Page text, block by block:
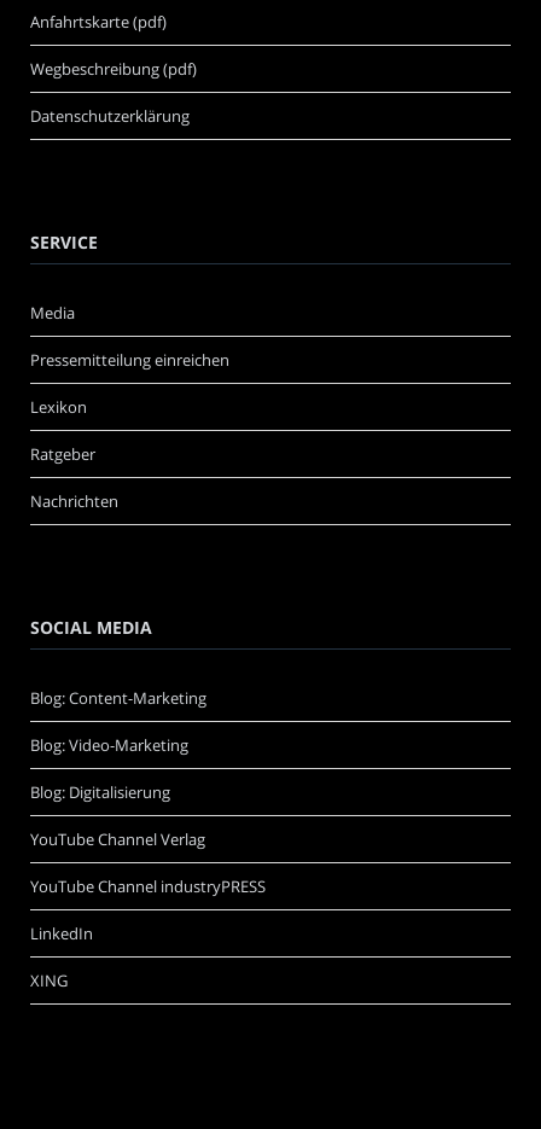
Anfahrtskarte (pdf)
Wegbeschreibung (pdf)
Datenschutzerklärung
SERVICE
Media
Pressemitteilung einreichen
Lexikon
Ratgeber
Nachrichten
SOCIAL MEDIA
Blog: Content-Marketing
Blog: Video-Marketing
Blog: Digitalisierung
YouTube Channel Verlag
YouTube Channel industryPRESS
LinkedIn
XING